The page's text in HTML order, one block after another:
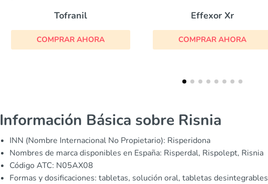
Effexor Xr
COMPRAR AHORA
Wellbutrin Sr
COMPRAR AHORA
Información Básica sobre Risnia
INN (Nombre Internacional No Propietario): Risperidona
Nombres de marca disponibles en España: Risperdal, Rispolept, Risnia
Código ATC: N05AX08
Formas y dosificaciones: tabletas, solución oral, tabletas desintegrables